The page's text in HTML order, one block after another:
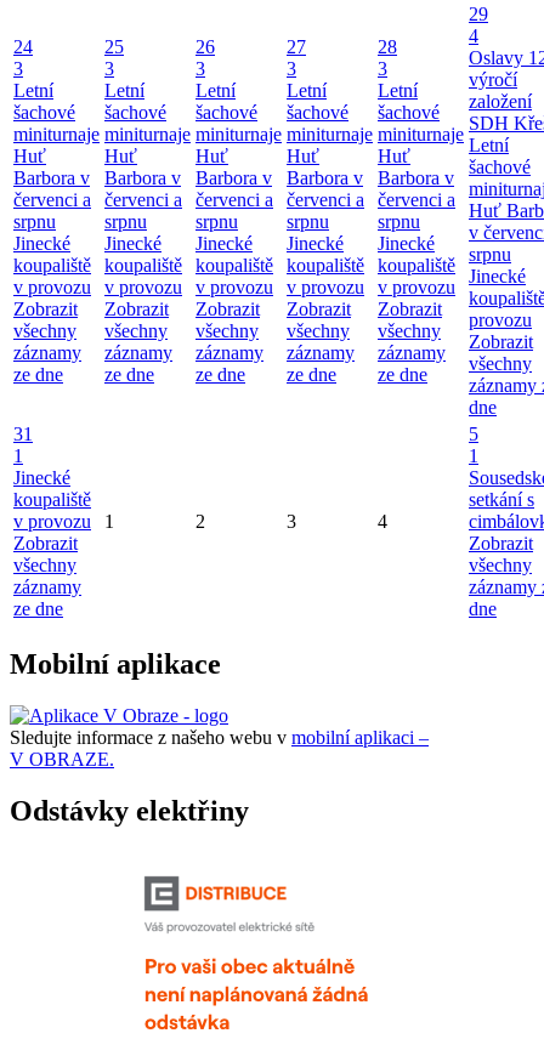
24
3
Letní
šachové
miniturnaje
Huť
Barbora v
červenci a
srpnu
Jinecké
koupaliště
v provozu
Zobrazit
všechny
záznamy
ze dne
25
3
Letní
šachové
miniturnaje
Huť
Barbora v
červenci a
srpnu
Jinecké
koupaliště
v provozu
Zobrazit
všechny
záznamy
ze dne
26
3
Letní
šachové
miniturnaje
Huť
Barbora v
červenci a
srpnu
Jinecké
koupaliště
v provozu
Zobrazit
všechny
záznamy
ze dne
27
3
Letní
šachové
miniturnaje
Huť
Barbora v
červenci a
srpnu
Jinecké
koupaliště
v provozu
Zobrazit
všechny
záznamy
ze dne
28
3
Letní
šachové
miniturnaje
Huť
Barbora v
červenci a
srpnu
Jinecké
koupaliště
v provozu
Zobrazit
všechny
záznamy
ze dne
29
4
Oslavy
výročí
založení
SDH
Letní
šachové
Huť
v
srpnu
Jinecké
provozu
Zobrazit
všechny
záznamy
dne
31
1
Jinecké
koupaliště
v provozu
Zobrazit
všechny
záznamy
ze dne
1 2 3 4
5
1
setkání s
Zobrazit
všechny
záznamy
dne
Mobilní aplikace
Sledujte informace z našeho webu v mobilní aplikaci –
V OBRAZE.
Odstávky elektřiny